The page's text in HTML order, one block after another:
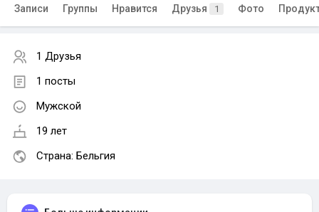
Записи Группы Нравится Друзья 1 Фото
1 Друзья
1 посты
Мужской
19 лет
Страна: Бельгия